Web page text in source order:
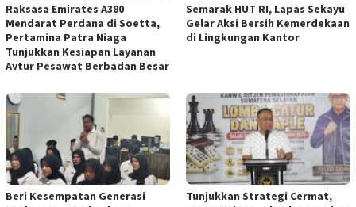
Raksasa Emirates A380
Mendarat Perdana di Soetta,
Pertamina Patra Niaga
Tunjukkan Kesiapan Layanan
Avtur Pesawat Berbadan Besar
Semarak HUT RI, Lapas Sekayu
Gelar Aksi Bersih Kemerdekaan
di Lingkungan Kantor
Beri Kesempatan Generasi
Tunjukkan Strategi Cermat,